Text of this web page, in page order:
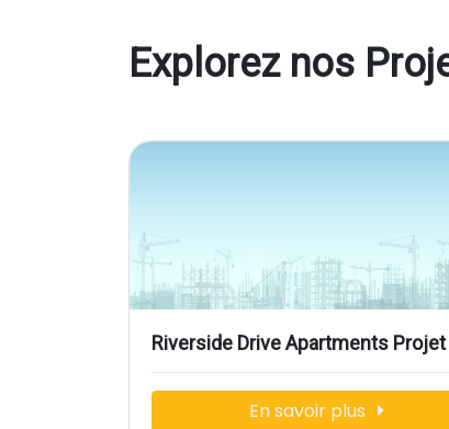
Explorez nos
Riverside Drive Apartments Projet
En savoir plus